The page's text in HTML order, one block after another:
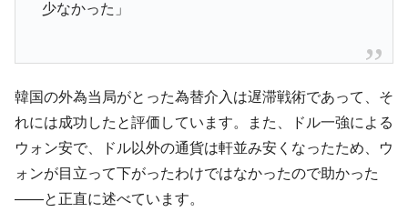
少なかった」
韓国の外為当局がとった為替介入は遅滞戦術であって、そ
れには成功したと評価しています。また、ドル一強による
ウォン安で、ドル以外の通貨は軒並み安くなったため、ウ
ォンが目立って下がったわけではなかったので助かった
――と正直に述べています。